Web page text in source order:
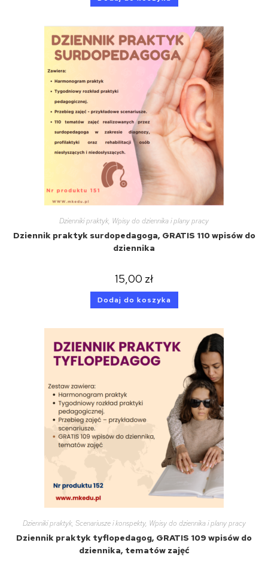
Dzienniki praktyk, Wpisy do dziennika i plany pracy
Dziennik praktyk surdopedagoga, GRATIS 110 wpisów do
dziennika
15,00 zł
Dodaj do koszyka
Dzienniki praktyk, Scenariusze i konspekty, Wpisy do dziennika i plany pracy
Dziennik praktyk tyflopedagog, GRATIS 109 wpisów do
dziennika, tematów zajęć